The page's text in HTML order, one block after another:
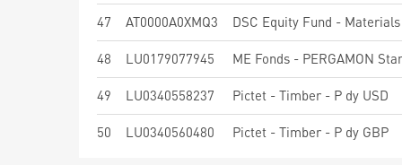
47 AT0000A0XMQ3 DSC Equity Fund - Materials
48 LU0179077945 ME Fonds - PERGAMON
49 LU0340558237 Pictet - Timber - P dy USD
50 LU0340560480 Pictet - Timber - P dy GBP